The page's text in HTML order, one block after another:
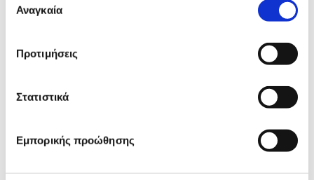
των υπηρεσιών τους.
συγκατάθεσης
Αναγκαία
Προτιμήσεις
Στατιστικά
Εμπορικής προώθησης